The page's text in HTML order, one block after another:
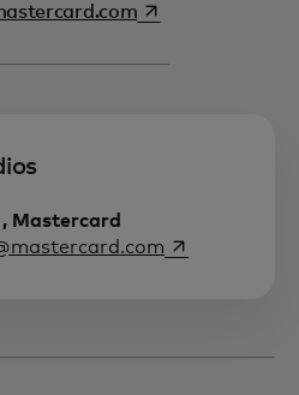
opens in a new
Mastercard
opens in a